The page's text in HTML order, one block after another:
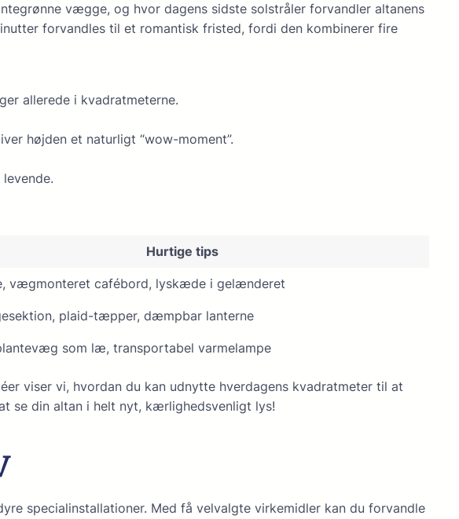
vægge, og hvor dagens sidste solstråler forvandler altanens
forvandles til et romantisk fristed, fordi den kombinerer fire
allerede i kvadratmeterne.
højden et naturligt “wow-moment”.
Hurtige tips
vægmonteret cafébord, lyskæde i gelænderet
plaid-tæpper, dæmpbar lanterne
som læ, transportabel varmelampe
viser vi, hvordan du kan udnytte hverdagens kvadratmeter til at
se din altan i helt nyt, kærlighedsvenligt lys!
specialinstallationer. Med få velvalgte virkemidler kan du forvandle